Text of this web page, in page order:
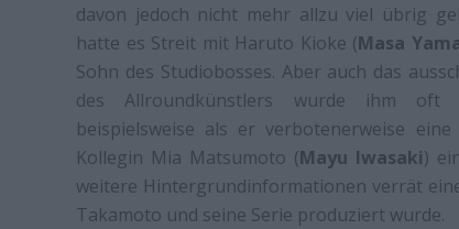
davon jedoch nicht mehr allzu viel übrig
hatte es Streit mit Haruto Kioke (Masa
Sohn des Studiobosses. Aber auch das
des Allroundkünstlers wurde ihm oft
beispielsweise als er verbotenerweise
Kollegin Mia Matsumoto (Mayu Iwasaki)
weitere Hintergrundinformationen verrät
Takamoto und seine Serie produziert wurde.